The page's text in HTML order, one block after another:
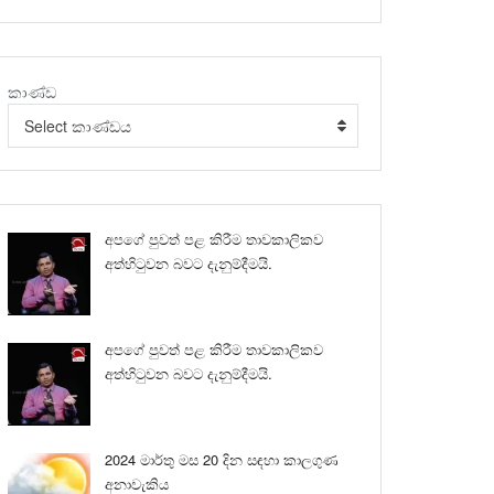
කාණ්ඩ
Select කාණ්ඩය
අපගේ පුවත් පළ කිරීම තාවකාලිකව
අත්හිටුවන බවට දැනුම්දීමයි.
අපගේ පුවත් පළ කිරීම තාවකාලිකව
අත්හිටුවන බවට දැනුම්දීමයි.
2024 මාර්තු මස 20 දින සඳහා කාලගුණ
අනාවැකිය